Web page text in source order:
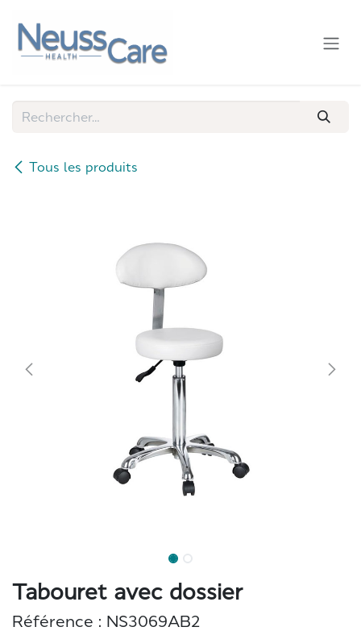
Tous les produits
Tabouret avec dossier
Référence : NS3069AB2